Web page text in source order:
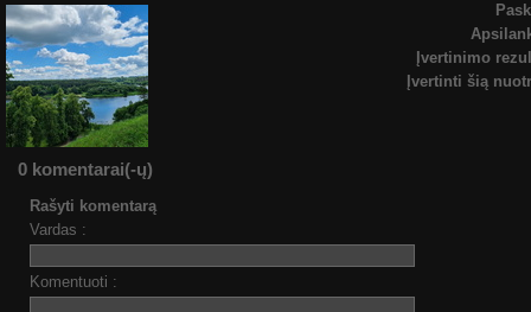
Įvertinimo
Įvertinti šią
0 komentarai(-ų)
Rašyti komentarą
Vardas :
Komentuoti :